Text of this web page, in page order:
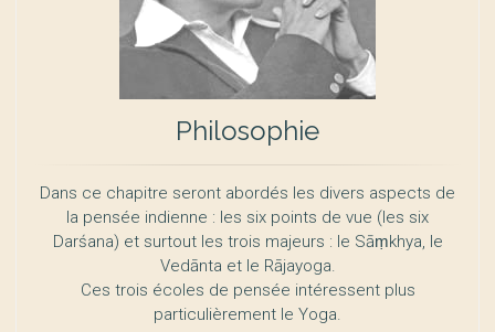
Philosophie
Dans ce chapitre seront abordés les divers aspects de
la pensée indienne : les six points de vue (les six
Darśana) et surtout les trois majeurs : le Sāṃkhya, le
Vedānta et le Rājayoga.
Ces trois écoles de pensée intéressent plus
particulièrement le Yoga.